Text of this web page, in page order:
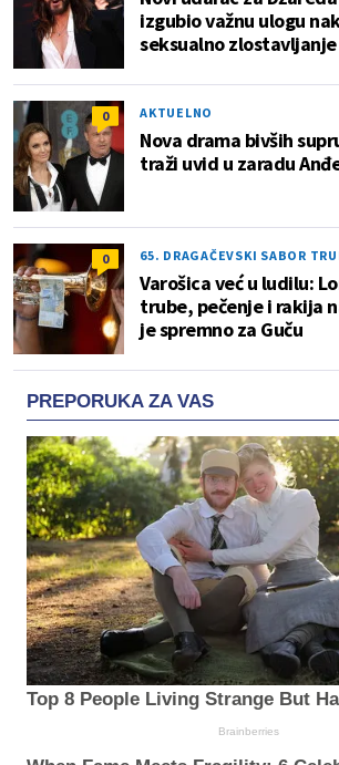
izgubio važnu ulogu
seksualno zlostavljanje
0 AKTUELNO
Nova drama bivših
traži uvid u zaradu
0 65. DRAGAČEVSKI SABOR
Varošica već u ludilu:
trube, pečenje i rakija
je spremno za Guču
PREPORUKA ZA VAS
Top 8 People Living Strange But
Brainberries